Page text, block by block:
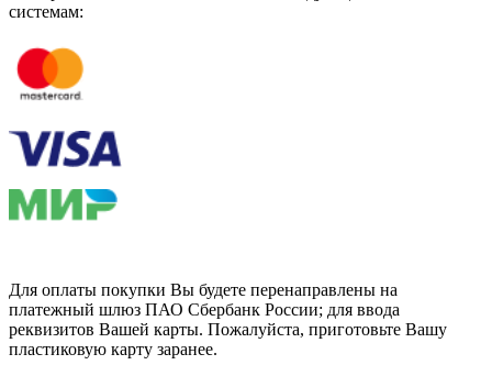
системам:
Для оплаты покупки Вы будете перенаправлены на
платежный шлюз ПАО Сбербанк России; для ввода
реквизитов Вашей карты. Пожалуйста, приготовьте Вашу
пластиковую карту заранее.